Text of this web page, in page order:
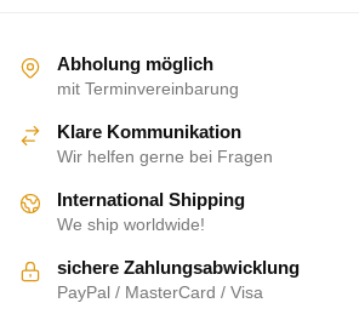
Abholung möglich
mit Terminvereinbarung
Klare Kommunikation
Wir helfen gerne bei Fragen
International Shipping
We ship worldwide!
sichere Zahlungsabwicklung
PayPal / MasterCard / Visa